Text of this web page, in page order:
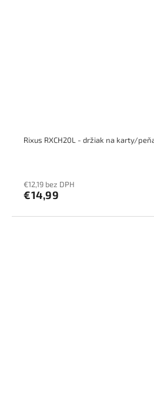
€12,19 bez DPH
€14,99